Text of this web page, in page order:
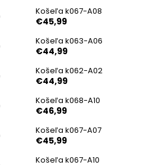
Košeľa k067-A08
€45,99
Košeľa k063-A06
€44,99
Košeľa k062-A02
€44,99
Košeľa k068-A10
€46,99
Košeľa k067-A07
€45,99
Košeľa k067-A10